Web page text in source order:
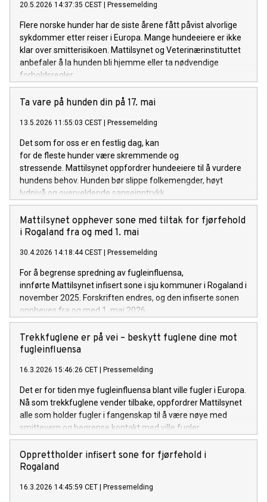
20.5.2026 14:37:35 CEST Pressemelding
Flere norske hunder har de siste årene fått påvist alvorlige
sykdommer etter reiser i Europa. Mange hundeeiere er ikke
klar over smitterisikoen. Mattilsynet og Veterinærinstituttet
anbefaler å la hunden bli hjemme eller ta nødvendige
forholdsregler.
Ta vare på hunden din på 17. mai
13.5.2026 11:55:03 CEST Pressemelding
Det som for oss er en festlig dag, kan
for de fleste hunder være skremmende og
stressende. Mattilsynet oppfordrer hundeeiere til å vurdere
hundens behov. Hunden bør slippe folkemengder, høyt
lydnivå og overveldende sanseinntrykk.
Mattilsynet opphever sone med tiltak for fjørfehold
i Rogaland fra og med 1. mai
30.4.2026 14:18:44 CEST Pressemelding
For å begrense spredning av fugleinfluensa,
innførte Mattilsynet infisert sone i sju kommuner i Rogaland i
november 2025. Forskriften endres, og den infiserte sonen
oppheves fra og med 1. mai 2026.
Trekkfuglene er på vei – beskytt fuglene dine mot
fugleinfluensa
16.3.2026 15:46:26 CET Pressemelding
Det er for tiden mye fugleinfluensa blant ville fugler i Europa.
Nå som trekkfuglene vender tilbake, oppfordrer Mattilsynet
alle som holder fugler i fangenskap til å være nøye med
smittevern og begrense kontakt med ville fugler.
Opprettholder infisert sone for fjørfehold i
Rogaland
16.3.2026 14:45:59 CET Pressemelding